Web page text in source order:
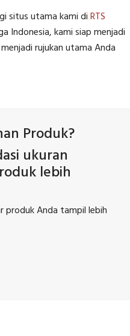
situs utama kami diRTS
Indonesia, kami siap menjadi
rujukan utama Anda
Produk?
ukuran
lebih
produk Anda tampil lebih